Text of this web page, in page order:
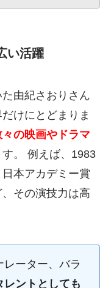
い活躍
由紀さおりさん
けにとどまりま
の映画やドラマ
。 例えば、1983
本アカデミー賞
その演技力は高
レーター、バラ
レントとしても